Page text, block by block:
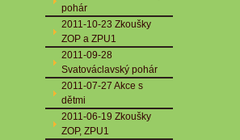
pohár
2011-10-23 Zkoušky
ZOP a ZPU1
2011-09-28
Svatováclavský pohár
2011-07-27 Akce s
dětmi
2011-06-19 Zkoušky
ZOP, ZPU1